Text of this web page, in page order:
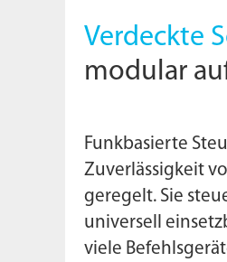
Verdeckte
modular
Funkbasierte
Zuverlässigkeit
geregelt. Sie
universell
viele